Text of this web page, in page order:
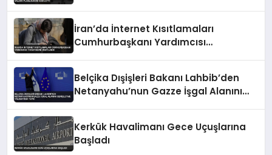
İran’da İnternet Kısıtlamaları
Cumhurbaşkanı Yardımcısı
Belçika Dışişleri Bakanı Lahbib’den
Netanyahu’nun Gazze İşgal Alanını
Kerkük Havalimanı Gece Uçuşlarına
Başladı